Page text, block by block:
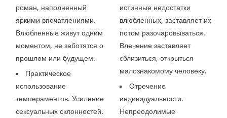
роман, наполненный
яркими впечатлениями.
Влюбленные живут одним
моментом, не заботятся о
прошлом или будущем.
Практическое
использование
темпераментов. Усиление
сексуальных склонностей.
истинные недостатки
влюбленных, заставляет их
потом разочаровываться.
Влечение заставляет
сблизиться, открыться
малознакомому человеку.
Отречение
индивидуальности.
Непреодолимые